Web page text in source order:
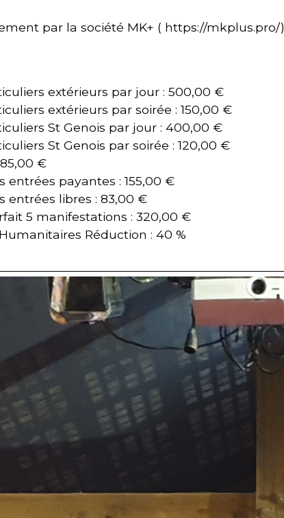
par la société MK+ ( https://mkplus.pro/)
extérieurs par jour : 500,00 €
extérieurs par soirée : 150,00 €
St Genois par jour : 400,00 €
St Genois par soirée : 120,00 €
€
entrées payantes : 155,00 €
entrées libres : 83,00 €
5 manifestations : 320,00 €
Réduction : 40 %